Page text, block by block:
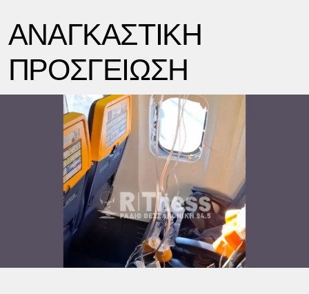
ΑΝΑΓΚΑΣΤΙΚΗ
ΠΡΟΣΓΕΙΩΣΗ